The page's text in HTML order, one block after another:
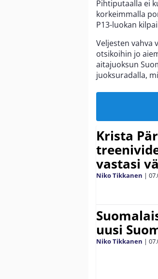
Pihtiputaalla ei
korkeimmalla
P13-luokan
Veljesten vahva
otsikoihin jo
aitajuoksun
juoksuradalla,
Krista
vastasi
Niko Tikkanen |
uusi
Niko Tikkanen |